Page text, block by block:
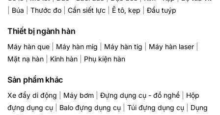
Búa Thước đo Cần siết lực Ê tô, kẹp Đầu tuýp
Thiết bị ngành hàn
Máy hàn que Máy hàn mig Máy hàn tig Máy hàn laser
Mặt nạ hàn
Kính hàn Phụ kiện hàn
Sản phẩm khác
Xe đẩy di động Máy bơm Đựng dụng cụ - đồ nghề
Hộp
đựng dụng cụ
Balo đựng dụng cụ Túi đựng dụng cụ
Dụng